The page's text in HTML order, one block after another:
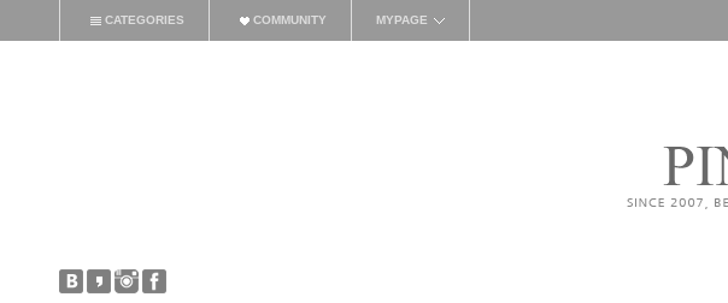
CATEGORIES COMMUNITY MYPAGE